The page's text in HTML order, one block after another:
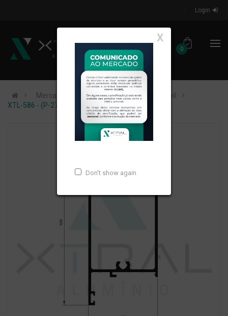
Login
0
X
Don't show again
Mercados de Atuação
Construção Civil
XTL-586 - (P-279) - PESO LINEAR: 1,332kg/m